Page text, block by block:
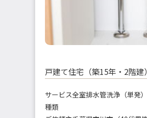
戸建て住宅（築15年・2階
サービス
種類
全室排水管洗浄（単発）